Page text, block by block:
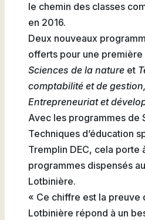
Natation
Badminton
Flag
Football
le chemin des classes
en 2016.
Deux nouveaux
offerts pour une première
Sciences de la nature et
comptabilité et de
Entrepreneuriat et
Avec les programmes de
Techniques d’éducation
Tremplin DEC, cela porte
programmes dispensés
Lotbinière.
« Ce chiffre est la preuve
Lotbinière répond à un